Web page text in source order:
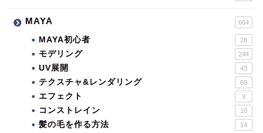
MAYA 664
MAYA初心者 28
モデリング 244
UV展開 43
テクスチャ&レンダリング 69
エフェクト 9
コンストレイン 10
髪の毛を作る方法 14